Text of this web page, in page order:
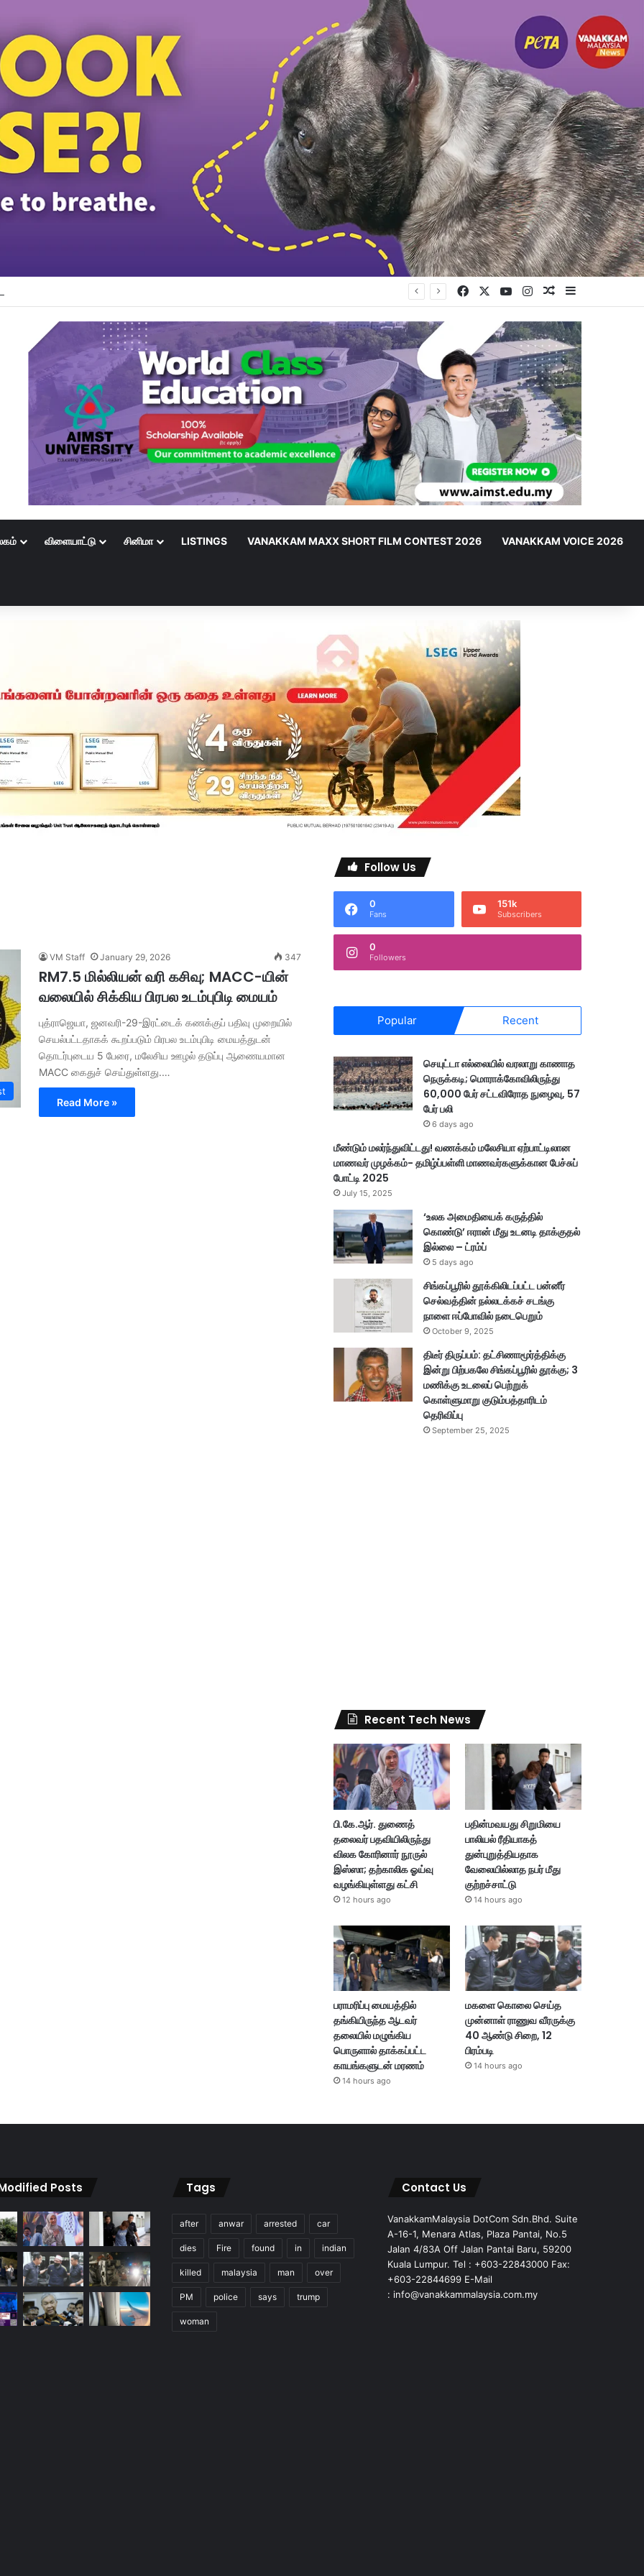
Facebook YouTubeInstagramRandom Article
விளையாட்டு சினிமா LISTINGS VANAKKAM MAXX SHORT FILM CONTEST 2026 VANAKKAM VOICE 2026
VM Staff January 29, 2026 347
RM7.5 மில்லியன் வரி கசிவு; MACC-யின்
வலையில் சிக்கிய பிரபல உடம்புபிடி மையம்
புத்ராஜெயா, ஜனவரி-29-இரட்டைக் கணக்குப் பதிவு முறையில்
செயல்பட்டதாகக் கூறப்படும் பிரபல உடம்புபிடி மையத்துடன்
தொடர்புடைய 5 பேரை, மலேசிய ஊழல் தடுப்பு ஆணையமான
MACC கைதுச் செய்துள்ளது.…
Read More »
Follow Us
0
Fans
151k
Subscribers
0
Followers
Popular Recent
செயுட்டா எல்லையில் வரலாறு காணாத
நெருக்கடி; மொராக்கோவிலிருந்து
60,000 பேர் சட்டவிரோத நுழைவு, 57
பேர் பலி
6 days ago
மீண்டும் மலர்ந்துவிட்டது! வணக்கம் மலேசியா ஏற்பாட்டிலான
மாணவர் முழக்கம்- தமிழ்ப்பள்ளி மாணவர்களுக்கான பேச்சுப்
போட்டி 2025
July 15, 2025
‘உலக அமைதியைக் கருத்தில்
கொண்டு’ ஈரான் மீது உடனடி தாக்குதல்
இல்லை – ட்ரம்ப்
5 days ago
சிங்கப்பூரில் தூக்கிலிடப்பட்ட பன்னீர்
செல்வத்தின் நல்லடக்கச் சடங்கு
நாளை ஈப்போவில் நடைபெறும்
October 9, 2025
திடீர் திருப்பம்: தட்சிணாமூர்த்திக்கு
இன்று பிற்பகலே சிங்கப்பூரில் தூக்கு; 3
மணிக்கு உடலைப் பெற்றுக்
கொள்ளுமாறு குடும்பத்தாரிடம்
தெரிவிப்பு
September 25, 2025
Recent Tech News
பி.கே.ஆர். துணைத்
தலைவர் பதவியிலிருந்து
விலக கோரினார் நூருல்
இஸ்ஸா; தற்காலிக ஓய்வு
வழங்கியுள்ளது கட்சி
12 hours ago
பதின்மவயது சிறுமியை
பாலியல் ரீதியாகத்
துன்புறுத்தியதாக
வேலையில்லாத நபர் மீது
குற்றச்சாட்டு
14 hours ago
பராமரிப்பு மையத்தில்
தங்கியிருந்த ஆடவர்
தலையில் மழுங்கிய
பொருளால் தாக்கப்பட்ட
காயங்களுடன் மரணம்
14 hours ago
மகளை கொலை செய்த
முன்னாள் ராணுவ வீரருக்கு
40 ஆண்டு சிறை, 12
பிரம்படி
14 hours ago
Posts Tags
after anwar arrested car
dies Fire found in indian
killed malaysia man over
PM police says trump
woman
Contact Us
VanakkamMalaysia DotCom Sdn.Bhd. Suite
A-16-1, Menara Atlas, Plaza Pantai, No.5
Jalan 4/83A Off Jalan Pantai Baru, 59200
Kuala Lumpur. Tel : +603-22843000 Fax:
+603-22844699 E-Mail
: info@vanakkammalaysia.com.my